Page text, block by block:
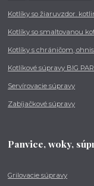
Kotlíky so žiaruvzdor.
Kotlíky so smaltovanou
Kotlíky s chráničom,
Kotlíkové súpravy BIG
Servírovacie súpravy
Zabíjačkové súpravy
Panvice, woky,
Grilovacie súpravy